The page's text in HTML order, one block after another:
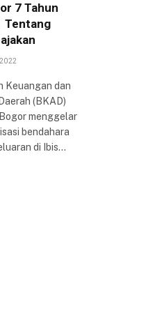
7 Tahun
Tentang
Keuangan dan
(BKAD)
menggelar
bendahara
di Ibis…